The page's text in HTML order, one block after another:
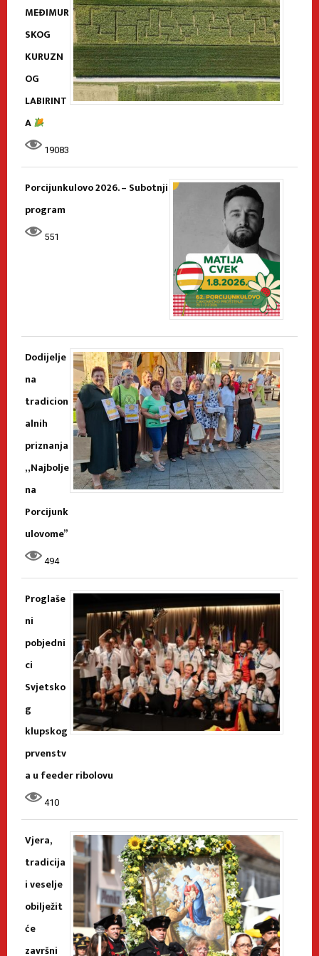
MEĐIMUR
SKOG
KURUZN
OG
LABIRINT
A
19083
Porcijunkulovo 2026. – Subotnji
program
551
Dodijelje
na
tradicion
alnih
priznanja
„Najbolje
na
Porcijunk
ulovome”
494
Proglaše
ni
pobjedni
ci
Svjetsko
g
klupskog
prvenstv
a u feeder ribolovu
410
Vjera,
tradicija
i veselje
obilježit
će
završni